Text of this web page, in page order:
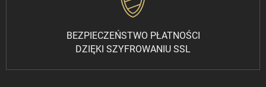
BEZPIECZEŃSTWO PŁATNOŚCI
DZIĘKI SZYFROWANIU SSL